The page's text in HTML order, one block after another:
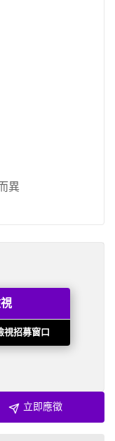
異
視招募窗口
立即應徵